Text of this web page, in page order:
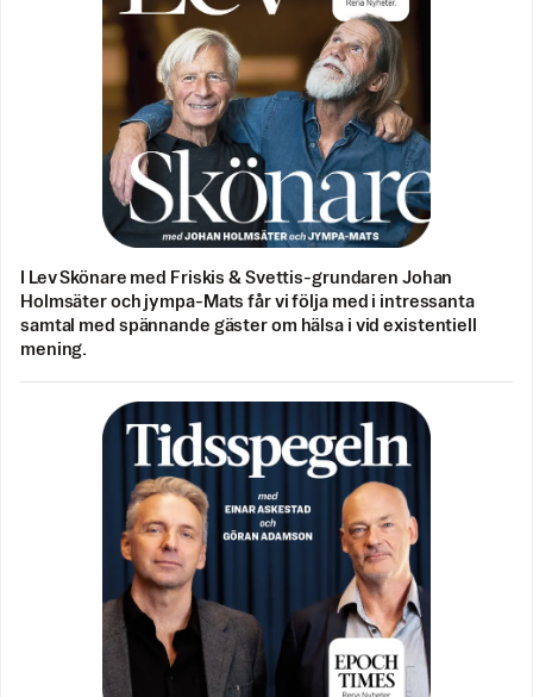
I Lev Skönare med Friskis & Svettis-grundaren Johan
Holmsäter och jympa-Mats får vi följa med i intressanta
samtal med spännande gäster om hälsa i vid existentiell
mening.